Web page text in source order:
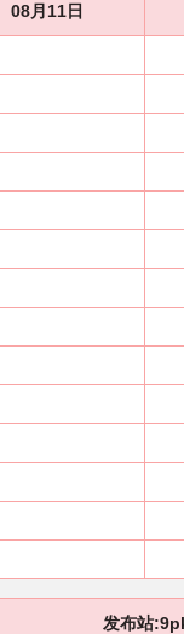
08月11日
发布站